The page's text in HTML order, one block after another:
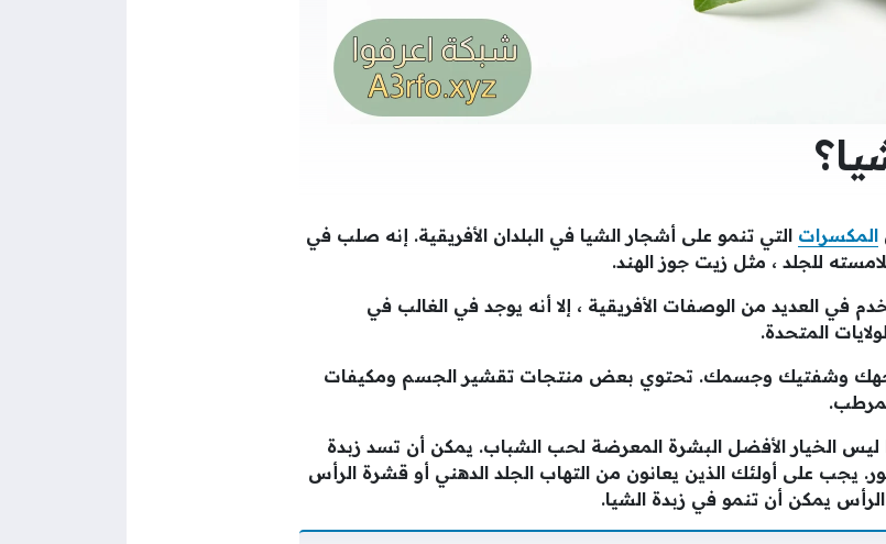
المكسرات التي تنمو على أشجار الشيا في البلدان الأفريقية. إنه صلب في
للجلد ، مثل زيت جوز الهند.
في العديد من الوصفات الأفريقية ، إلا أنه يوجد في الغالب في
المتحدة.
وجهك وشفتيك وجسمك. تحتوي بعض منتجات تقشير الجسم ومكيفات
ليس الخيار الأفضل البشرة المعرضة لحب الشباب. يمكن أن تسد زبدة
يجب على أولئك الذين يعانون من التهاب الجلد الدهني أو قشرة الرأس
يمكن أن تنمو في زبدة الشيا.